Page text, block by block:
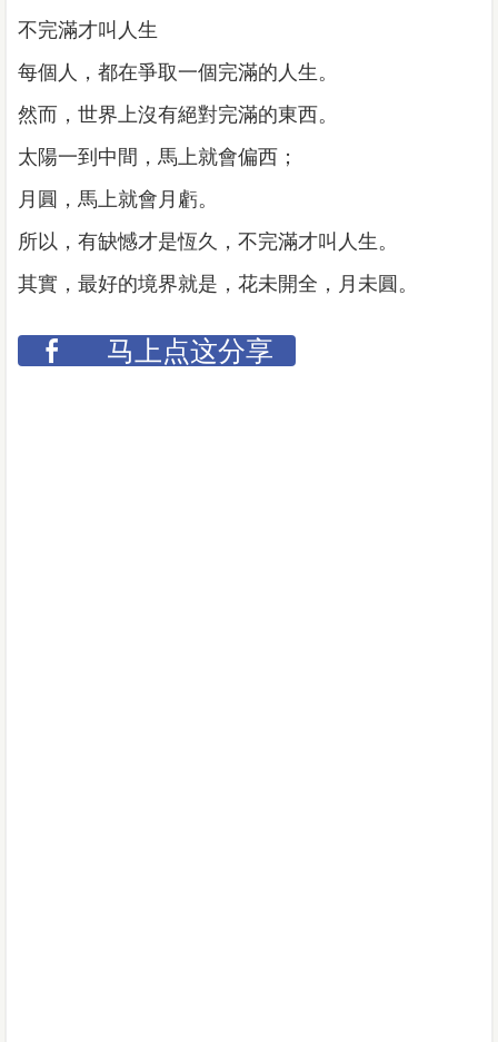
不完滿才叫人生
每個人，都在爭取一個完滿的人生。
然而，世界上沒有絕對完滿的東西。
太陽一到中間，馬上就會偏西；
月圓，馬上就會月虧。
所以，有缺憾才是恆久，不完滿才叫人生。
其實，最好的境界就是，花未開全，月未圓。
马上点这分享